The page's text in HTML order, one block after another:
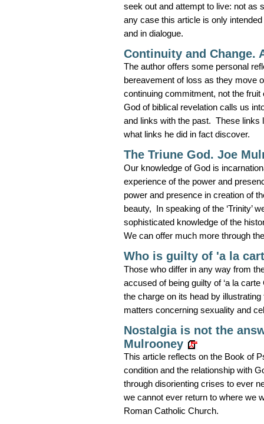
seek out and attempt to live: not as
any case this article is only
and in dialogue.
Continuity and Change.
The author offers some personal
bereavement of loss as they move
continuing commitment, not the
God of biblical revelation calls us
and links with the past. These
what links he did in fact discover.
The Triune God. Joe
Our knowledge of God is
experience of the power and
power and presence in creation of
beauty, In speaking of the ‘Trinity’
sophisticated knowledge of the
We can offer much more through
Who is guilty of 'a la
Those who differ in any way from
accused of being guilty of ‘a la
the charge on its head by
matters concerning sexuality and
Nostalgia is not the
Mulrooney
This article reflects on the Book of
condition and the relationship with
through disorienting crises to ever
we cannot ever return to where we
Roman Catholic Church.